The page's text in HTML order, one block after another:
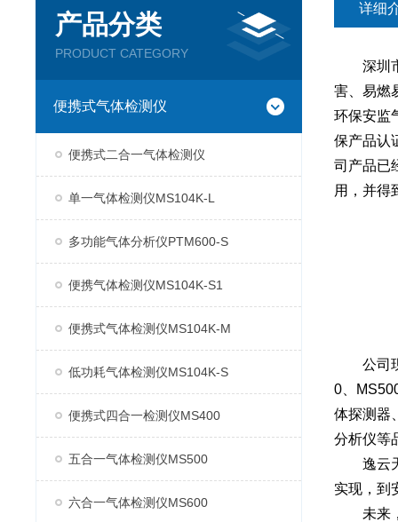
产品分类
PRODUCT CATEGORY
便携式气体检测仪
便携式二合一气体检测仪
单一气体检测仪MS104K-L
多功能气体分析仪PTM600-S
便携气体检测仪MS104K-S1
便携式气体检测仪MS104K-M
低功耗气体检测仪MS104K-S
便携式四合一检测仪MS400
五合一气体检测仪MS500
六合一气体检测仪MS600
详细
深圳市
害、易燃
环保安监
保产品认
司产品已
用，并得
公司现
0、
体探测器
分析仪等
逸云天
实现，到
未来，